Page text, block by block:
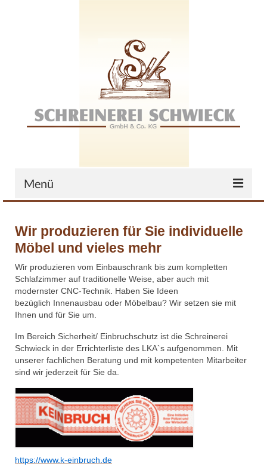
Menü
Das Unternehmen
Zertifikate
Innenausbau
Holztreppen
Trockenbau / Schallschutz
Möbel
Türen
Innentüren
Haustüren
Holzhaustüren
Wir produzieren für Sie individuelle
Möbel und vieles mehr
Wir produzieren vom Einbauschrank bis zum kompletten
Schlafzimmer auf traditionelle Weise, aber auch mit
modernster CNC-Technik. Haben Sie Ideen
bezüglich Innenausbau oder Möbelbau? Wir setzen sie mit
Ihnen und für Sie um.
Im Bereich Sicherheit/ Einbruchschutz ist die Schreinerei
Schwieck in der Errichterliste des LKA`s aufgenommen. Mit
unserer fachlichen Beratung und mit kompetenten Mitarbeiter
sind wir jederzeit für Sie da.
https://www.k-einbruch.de